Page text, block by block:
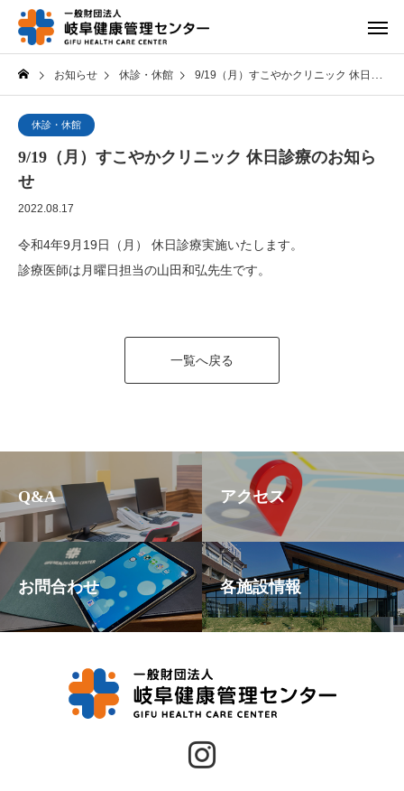
お知らせ 休診・休館 9/19（月）すこやかクリニック 休日診療のお知らせ
休診・休館
9/19（月）すこやかクリニック 休日診療のお知ら
せ
2022.08.17
令和4年9月19日（月） 休日診療実施いたします。
診療医師は月曜日担当の山田和弘先生です。
一覧へ戻る
Q&A アクセス
お問合わせ 各施設情報